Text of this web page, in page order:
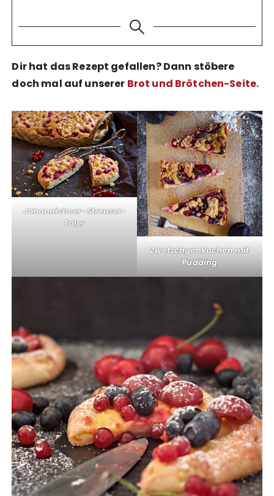
Dir hat das Rezept gefallen? Dann stöbere
doch mal auf unserer Brot und Brötchen-Seite.
Johannisbeer-Streusel-
Taler
Zwetschgenkuchen mit
Pudding